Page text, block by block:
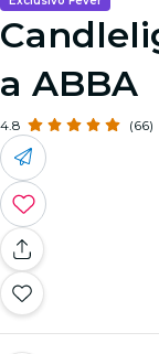
a ABBA
4.8 (66)